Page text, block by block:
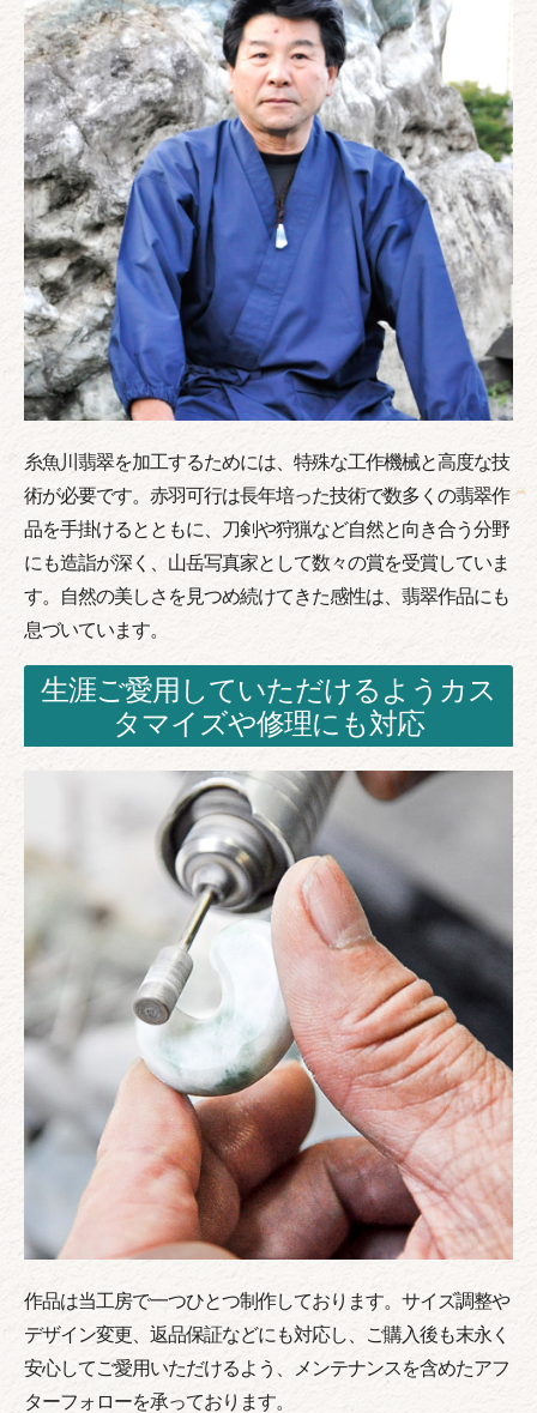
糸魚川翡翠を加工するためには、特殊な工作機械と高度な技
術が必要です。赤羽可行は長年培った技術で数多くの翡翠作
品を手掛けるとともに、刀剣や狩猟など自然と向き合う分野
にも造詣が深く、山岳写真家として数々の賞を受賞していま
す。自然の美しさを見つめ続けてきた感性は、翡翠作品にも
息づいています。
生涯ご愛用していただけるようカス
タマイズや修理にも対応
作品は当工房で一つひとつ制作しております。サイズ調整や
デザイン変更、返品保証などにも対応し、ご購入後も末永く
安心してご愛用いただけるよう、メンテナンスを含めたアフ
ターフォローを承っております。